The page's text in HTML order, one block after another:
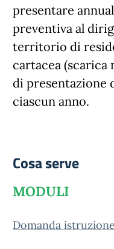
presentare
preventiva al
territorio di
cartacea
di presentazione
ciascun anno.
Cosa serve
MODULI
Domanda